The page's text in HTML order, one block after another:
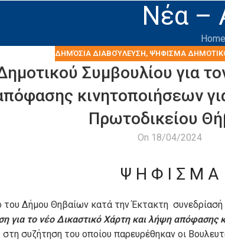
Νέα –
Home
ΔΗΜΌΣΙΑ ΔΙΑΒΟΎΛΕΥΣΗ, ΨΉΦΙΣΜΑ
Συμβουλίου για
κινητοποιήσεων
Πρωτοδικείου
On 18/04/2024
Ψ Η Φ Ι Σ Μ Α
του Δήμου Θηβαίων κατά την Έκτακτη συνεδρίασή
για το νέο Δικαστικό Χάρτη και λήψη απόφασης
συζήτηση του οποίου παρευρέθηκαν οι